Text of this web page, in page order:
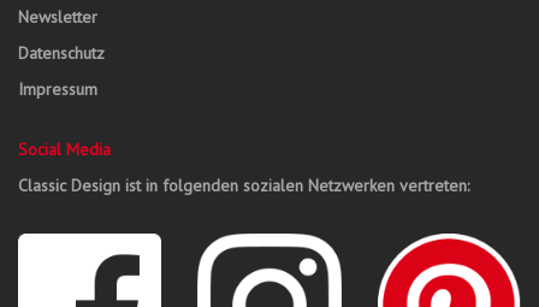
Newsletter
Datenschutz
Impressum
Social Media
Classic Design ist in folgenden sozialen Netzwerken vertreten: